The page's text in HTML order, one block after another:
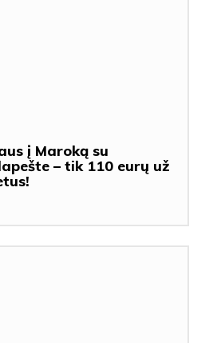
į Maroką su
– tik 110 eurų už